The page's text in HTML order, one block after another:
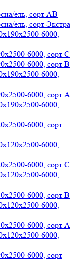
ель, сорт АВ
ель, сорт Экстра
6000,
6000, сорт С
6000, сорт В
6000,
6000, сорт А
6000,
6000, сорт
6000,
6000, сорт С
6000,
6000, сорт В
6000,
6000, сорт А
6000,
6000, сорт